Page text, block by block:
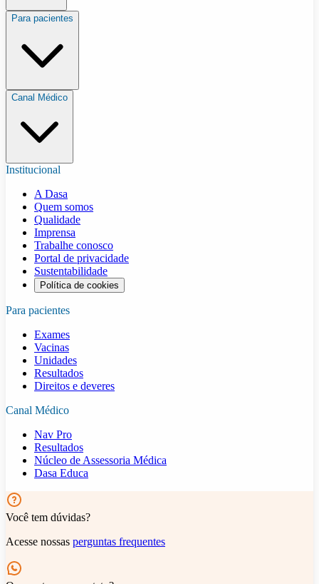
Para pacientes
Canal Médico
Institucional
A Dasa
Quem somos
Qualidade
Imprensa
Trabalhe conosco
Portal de privacidade
Sustentabilidade
Política de cookies
Para pacientes
Exames
Vacinas
Unidades
Resultados
Direitos e deveres
Canal Médico
Nav Pro
Resultados
Núcleo de Assessoria Médica
Dasa Educa
Você tem dúvidas?
Acesse nossas perguntas frequentes